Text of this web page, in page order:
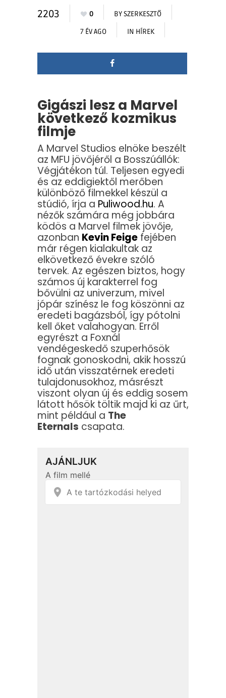
2203 0 BYSZERKESZTŐ
7 ÉV AGO IN HÍREK
Gigászi lesz a Marvel
következő kozmikus
filmje
A Marvel Studios elnöke beszélt
az MFU jövőjéről a Bosszúállók:
Végjátékon túl. Teljesen egyedi
és az eddigiektől merőben
különböző filmekkel készül a
stúdió, írja a Puliwood.hu. A
nézők számára még jobbára
ködös a Marvel filmek jövője,
azonban Kevin Feige fejében
már régen kialakultak az
elkövetkező évekre szóló
tervek. Az egészen biztos, hogy
számos új karakterrel fog
bővülni az univerzum, mivel
jópár színész le fog köszönni az
eredeti bagázsból, így pótolni
kell őket valahogyan. Erről
egyrészt a Foxnál
vendégeskedő szuperhősök
fognak gonoskodni, akik hosszú
idő után visszatérnek eredeti
tulajdonusokhoz, másrészt
viszont olyan új és eddig sosem
látott hősök töltik majd ki az űrt,
mint például a The
Eternals csapata.